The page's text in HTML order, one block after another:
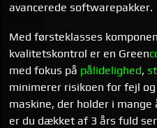
avancerede softwarepakker.
Med førsteklasses
kvalitetskontrol er en Green
med fokus på pålidelighed,
minimerer risikoen for fejl
maskine, der holder i
er du dækket af 3 års fuld